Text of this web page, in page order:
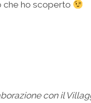
ho scoperto
con il